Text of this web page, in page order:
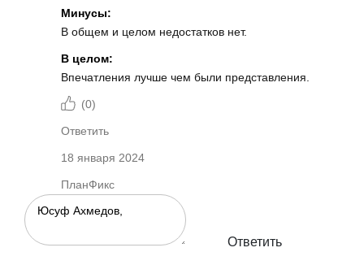
Минусы:
В общем и целом недостатков нет.
В целом:
Впечатления лучше чем были представления.
(0)
Ответить
18 января 2024
ПланФикс
Ответить